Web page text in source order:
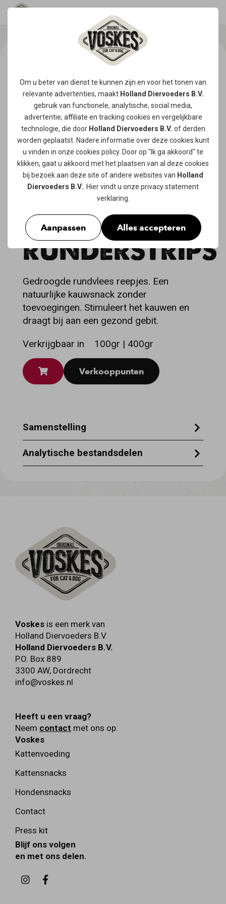
Om u beter van dienst te kunnen zijn en voor het tonen van
relevante advertenties, maakt Holland Diervoeders B.V.
gebruik van functionele, analytische, social media,
advertentie, affiliate en tracking cookies en vergelijkbare
technologie, die door Holland Diervoeders B.V. of derden
worden geplaatst. Nadere informatie over deze cookies kunt
u vinden in onze cookies policy. Door op "Ik ga akkoord" te
klikken, gaat u akkoord met het plaatsen van al deze cookies
bij bezoek aan deze site of andere websites van Holland
Diervoeders B.V. . Hier vindt u onze privacy statement
verklaring.
Aanpassen Alles accepteren
RUNDERSTRIPS
Gedroogde rundvlees reepjes. Een
natuurlijke kauwsnack zonder
toevoegingen. Stimuleert het kauwen en
draagt bij aan een gezond gebit.
Verkrijgbaar in
100gr | 400gr
Verkooppunten
Samenstelling
100% rund
Analytische bestandsdelen
2,0% ruwe as 4,6%
Voskes is een merk van
Holland Diervoeders B.V.
Holland Diervoeders B.V.
P.O. Box 889
3300 AW, Dordrecht
info@voskes.nl
Heeft u een vraag?
Neem contact met ons op.
Voskes
Kattenvoeding
Kattensnacks
Hondensnacks
Contact
Press kit
Blijf ons volgen
en met ons delen.